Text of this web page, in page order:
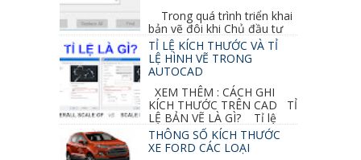
Trong quá trình triển khai
bản vẽ đôi khi Chủ đầu tư
thay đổi thiết kế hoặc do bản vẽ mình ghi chú
sai mục nào đó...
TỈ LỆ KÍCH THƯỚC VÀ TỈ
LỆ HÌNH VẼ TRONG
AUTOCAD
XEM THÊM : CÁCH GHI
KÍCH THƯỚC TRÊN CAD TỈ
LỆ BẢN VẼ LÀ GÌ? Tỉ lệ
của hình vẽ trong bản vẽ thiết kế kiến trúc...
THÔNG SỐ KÍCH THƯỚC
XE FORD CÁC LOẠI